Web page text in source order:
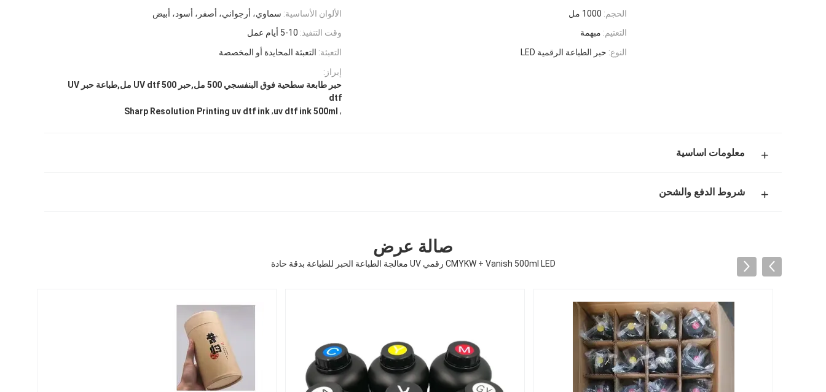
الألوان الأساسية: سماوي، أرجواني، أصفر، أسود، أبيض الحجم: 1000 مل
وقت التنفيذ: 5-10 أيام عمل التعتيم: مبهمة
التعبئة: التعبئة المحايدة أو المخصصة النوع: حبر الطباعة الرقمية LED
إبراز:
حبر طابعة سطحية فوق البنفسجي 500 مل,حبر UV dtf 500 مل,طباعة حبر UV
dtf
,
uv dtf ink 500ml
,
Sharp Resolution Printing uv dtf ink
معلومات اساسية
شروط الدفع والشحن
صالة عرض
CMYKW + Vanish 500ml LED رقمي UV معالجة الطباعة الحبر للطباعة بدقة حادة